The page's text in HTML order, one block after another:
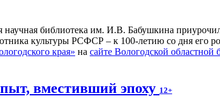
научная библиотека им. И.В. Бабушкина
культуры РСФСР – к 100‑летию со дня его
края» на сайте Вологодской областной
вместивший эпоху 12+